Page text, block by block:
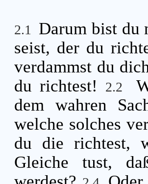
2.1
Darum bist du
seist, der du
verdammst du
du richtest!
2.2
dem wahren
welche solches
du die richtest,
Gleiche tust,